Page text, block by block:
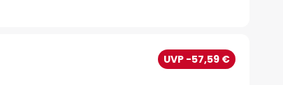
UVP -57,59 €